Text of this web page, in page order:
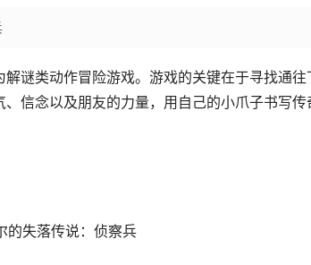
谜类动作冒险游戏。游戏的关键在于寻找通
信念以及朋友的力量，用自己的小爪子书写传
失落传说：侦察兵